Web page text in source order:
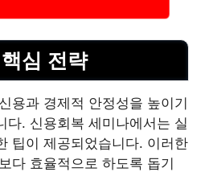
심 전략
용과 경제적 안정성을 높이기
다. 신용회복 세미나에서는 실
팁이 제공되었습니다. 이러한
다 효율적으로 하도록 돕기